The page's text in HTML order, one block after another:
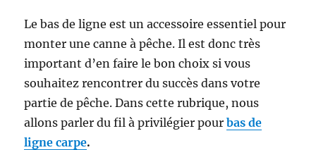
Le bas de ligne est un accessoire essentiel pour
monter une canne à pêche. Il est donc très
important d’en faire le bon choix si vous
souhaitez rencontrer du succès dans votre
partie de pêche. Dans cette rubrique, nous
allons parler du fil à privilégier pourbas de
ligne carpe.